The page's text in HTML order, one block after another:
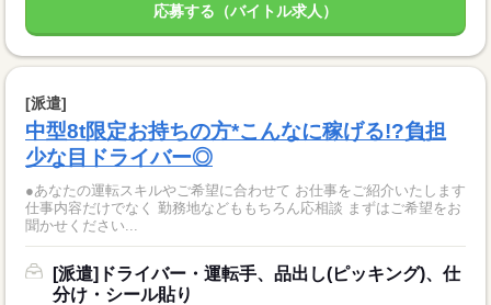
応募する（バイトル求人）
[派遣]
中型8t限定お持ちの方*こんなに稼げる!?負担
少な目ドライバー◎
●あなたの運転スキルやご希望に合わせて お仕事をご紹介いたします
仕事内容だけでなく 勤務地などももちろん応相談 まずはご希望をお
聞かせください...
[派遣]ドライバー・運転手、品出し(ピッキング)、仕
分け・シール貼り